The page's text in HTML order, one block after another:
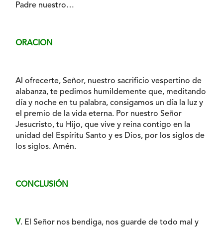
Padre nuestro…
ORACION
Al ofrecerte, Señor, nuestro sacrificio vespertino de
alabanza, te pedimos humildemente que, meditando
día y noche en tu palabra, consigamos un día la luz y
el premio de la vida eterna. Por nuestro Señor
Jesucristo, tu Hijo, que vive y reina contigo en la
unidad del Espíritu Santo y es Dios, por los siglos de
los siglos. Amén.
CONCLUSIÓN
V. El Señor nos bendiga, nos guarde de todo mal y